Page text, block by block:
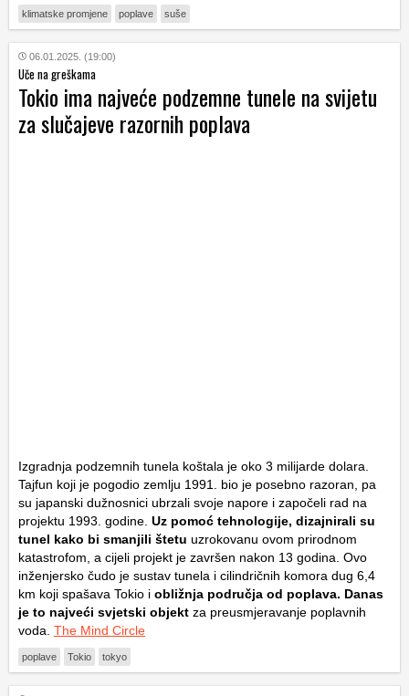
klimatske promjene poplave suše
06.01.2025. (19:00)
Uče na greškama
Tokio ima najveće podzemne tunele na svijetu
za slučajeve razornih poplava
Izgradnja podzemnih tunela koštala je oko 3 milijarde dolara.
Tajfun koji je pogodio zemlju 1991. bio je posebno razoran, pa
su japanski dužnosnici ubrzali svoje napore i započeli rad na
projektu 1993. godine. Uz pomoć tehnologije, dizajnirali su
tunel kako bi smanjili štetu uzrokovanu ovom prirodnom
katastrofom, a cijeli projekt je završen nakon 13 godina. Ovo
inženjersko čudo je sustav tunela i cilindričnih komora dug 6,4
km koji spašava Tokio i obližnja područja od poplava. Danas
je to najveći svjetski objekt za preusmjeravanje poplavnih
voda. The Mind Circle
poplave Tokio tokyo